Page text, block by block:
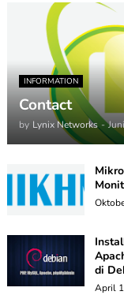
INFORMATION
Contact
by Lynix Networks -
di
April